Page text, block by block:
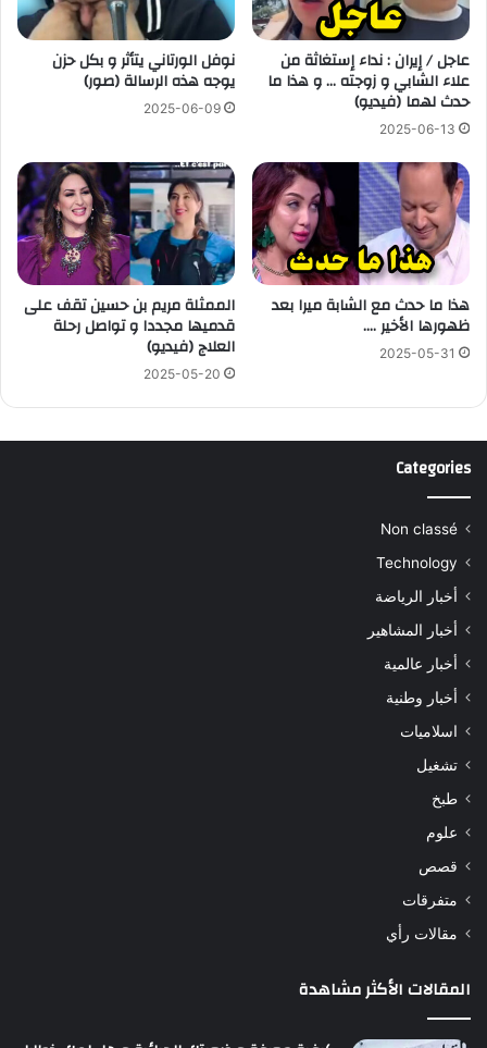
عاجل / إيران : نداء إستغاثة من
علاء الشابي و زوجته … و هذا ما
حدث لهما (فيديو)
2025-06-13
نوفل الورتاني يتأثر و بكل حزن
يوجه هذه الرسالة (صور)
2025-06-09
هذا ما حدث مع الشابة ميرا بعد
ظهورها الأخير ….
2025-05-31
الممثلة مريم بن حسين تقف على
قدميها مجددا و تواصل رحلة
العلاج (فيديو)
2025-05-20
Categories
Non classé
Technology
أخبار الرياضة
أخبار المشاهير
أخبار عالمية
أخبار وطنية
اسلاميات
تشغيل
طبخ
علوم
قصص
متفرقات
مقالات رأي
المقالات الأكثر مشاهدة